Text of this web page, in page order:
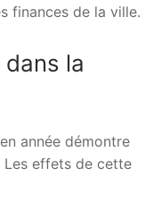
finances de la ville.
la
année démontre
Les effets de cette